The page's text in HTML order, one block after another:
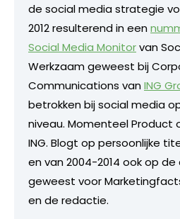
de social media strategie
2012 resulterend in een
Social Media Monitorvan
Werkzaam geweest bij
Communications vanING
betrokken bij social media
niveau. Momenteel Product
ING. Blogt op persoonlijke
en van 2004-2014 ook op
geweest voor
en de redactie.